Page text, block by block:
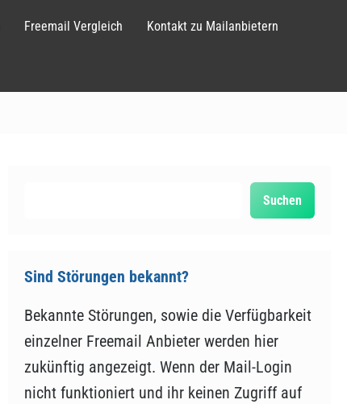
Freemail Vergleich Kontakt zu Mailanbietern
Suchen
Sind Störungen bekannt?
Bekannte Störungen, sowie die Verfügbarkeit
einzelner Freemail Anbieter werden hier
zukünftig angezeigt. Wenn der Mail-Login
nicht funktioniert und ihr keinen Zugriff auf